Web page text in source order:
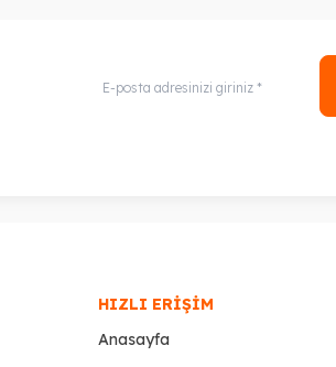
HIZLI ERIŞIM
Anasayfa